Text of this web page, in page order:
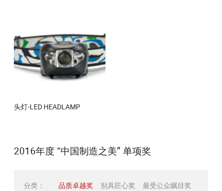
头灯-LED HEADLAMP
2016年度 “中国制造之美” 单项奖
分类： 品质卓越奖 别具匠心奖 最受公众瞩目奖